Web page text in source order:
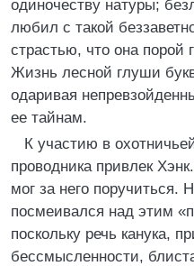
одиночеству натуры;
любил с такой
страстью, что она порой
Жизнь лесной глуши
одаривая
ее тайнам.
К участию в
проводника привлек
мог за него поручиться.
посмеивался над этим
поскольку речь канука,
бессмысленности,